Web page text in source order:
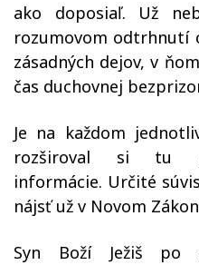
ako doposiaľ. Už
rozumovom odtrhnutí
zásadných dejov, v
čas duchovnej
Je na každom
rozširoval si tu
informácie. Určité
nájsť už v Novom
Syn Boží Ježiš po